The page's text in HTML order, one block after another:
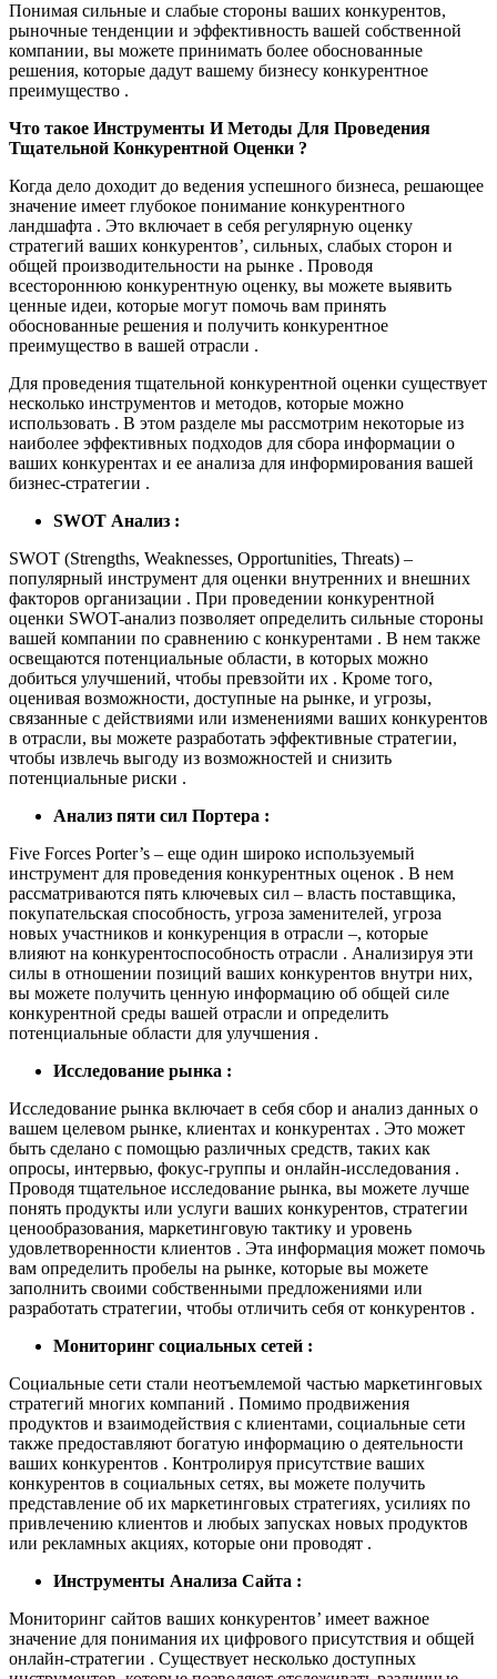
Понимая сильные и слабые стороны ваших конкурентов,
рыночные тенденции и эффективность вашей собственной
компании, вы можете принимать более обоснованные
решения, которые дадут вашему бизнесу конкурентное
преимущество .
Что такое Инструменты И Методы Для Проведения
Тщательной Конкурентной Оценки ?
Когда дело доходит до ведения успешного бизнеса, решающее
значение имеет глубокое понимание конкурентного
ландшафта . Это включает в себя регулярную оценку
стратегий ваших конкурентов’, сильных, слабых сторон и
общей производительности на рынке . Проводя
всестороннюю конкурентную оценку, вы можете выявить
ценные идеи, которые могут помочь вам принять
обоснованные решения и получить конкурентное
преимущество в вашей отрасли .
Для проведения тщательной конкурентной оценки существует
несколько инструментов и методов, которые можно
использовать . В этом разделе мы рассмотрим некоторые из
наиболее эффективных подходов для сбора информации о
ваших конкурентах и ее анализа для информирования вашей
бизнес-стратегии .
SWOT Анализ :
SWOT (Strengths, Weaknesses, Opportunities, Threats) –
популярный инструмент для оценки внутренних и внешних
факторов организации . При проведении конкурентной
оценки SWOT-анализ позволяет определить сильные стороны
вашей компании по сравнению с конкурентами . В нем также
освещаются потенциальные области, в которых можно
добиться улучшений, чтобы превзойти их . Кроме того,
оценивая возможности, доступные на рынке, и угрозы,
связанные с действиями или изменениями ваших конкурентов
в отрасли, вы можете разработать эффективные стратегии,
чтобы извлечь выгоду из возможностей и снизить
потенциальные риски .
Анализ пяти сил Портера :
Five Forces Porter’s – еще один широко используемый
инструмент для проведения конкурентных оценок . В нем
рассматриваются пять ключевых сил – власть поставщика,
покупательская способность, угроза заменителей, угроза
новых участников и конкуренция в отрасли –, которые
влияют на конкурентоспособность отрасли . Анализируя эти
силы в отношении позиций ваших конкурентов внутри них,
вы можете получить ценную информацию об общей силе
конкурентной среды вашей отрасли и определить
потенциальные области для улучшения .
Исследование рынка :
Исследование рынка включает в себя сбор и анализ данных о
вашем целевом рынке, клиентах и конкурентах . Это может
быть сделано с помощью различных средств, таких как
опросы, интервью, фокус-группы и онлайн-исследования .
Проводя тщательное исследование рынка, вы можете лучше
понять продукты или услуги ваших конкурентов, стратегии
ценообразования, маркетинговую тактику и уровень
удовлетворенности клиентов . Эта информация может помочь
вам определить пробелы на рынке, которые вы можете
заполнить своими собственными предложениями или
разработать стратегии, чтобы отличить себя от конкурентов .
Мониторинг социальных сетей :
Социальные сети стали неотъемлемой частью маркетинговых
стратегий многих компаний . Помимо продвижения
продуктов и взаимодействия с клиентами, социальные сети
также предоставляют богатую информацию о деятельности
ваших конкурентов . Контролируя присутствие ваших
конкурентов в социальных сетях, вы можете получить
представление об их маркетинговых стратегиях, усилиях по
привлечению клиентов и любых запусках новых продуктов
или рекламных акциях, которые они проводят .
Инструменты Анализа Сайта :
Мониторинг сайтов ваших конкурентов’ имеет важное
значение для понимания их цифрового присутствия и общей
онлайн-стратегии . Существует несколько доступных